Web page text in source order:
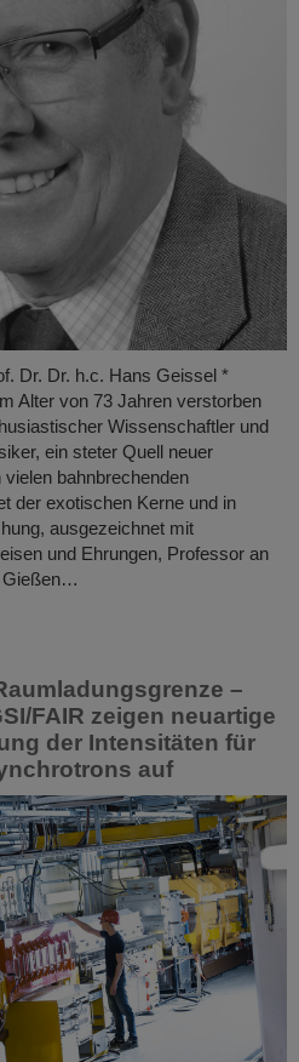
Dr. Dr. h.c. Hans Geissel *
Alter von 73 Jahren verstorben
Wissenschaftler und
ein steter Quell neuer
bahnbrechenden
der exotischen Kerne und in
ausgezeichnet mit
und Ehrungen, Professor an
Gießen…
–
FAIR zeigen neuartige
der Intensitäten für
auf